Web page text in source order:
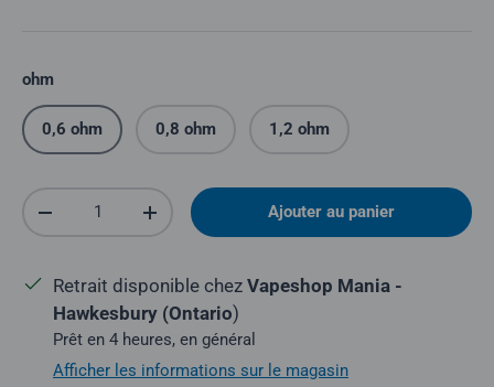
ohm
0,6 ohm 0,8 ohm 1,2 ohm
Quantité
Réduire la quantitéAugmenter la quantitéAjouter au panier
Retrait disponible chez Vapeshop Mania -
Hawkesbury (Ontario)
Prêt en 4 heures, en général
Afficher les informations sur le magasin